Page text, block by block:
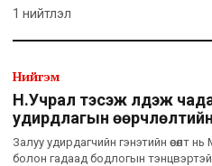
1 нийтлэл
Нийгэм
Н.Учрал тэсэж үлдэж
удирдлагын
Залуу удирдагчийн гэнэтийн өсөлт
болон гадаад бодлогын